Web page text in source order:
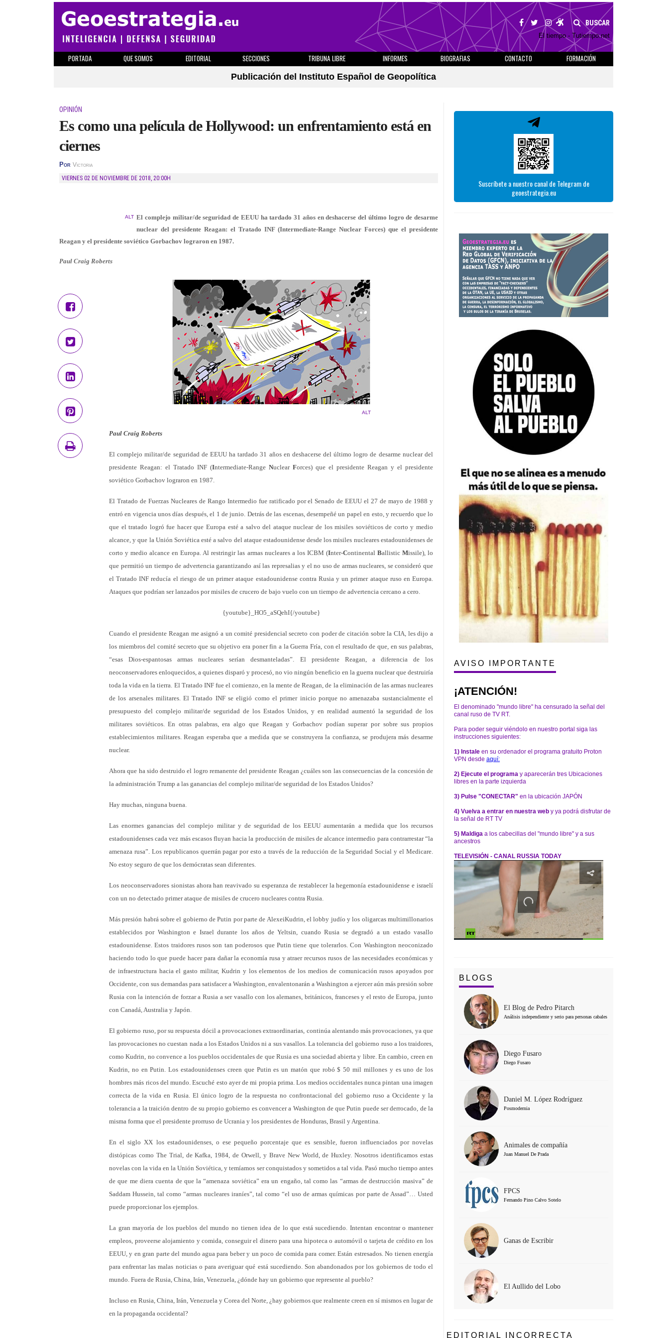
BUSCAR
El tiempo - Tutiempo.net
PORTADA QUE SOMOS EDITORIAL SECCIONES TRIBUNA LIBRE INFORMES BIOGRAFIAS CONTACTO
FORMACIÓN
Publicación del Instituto Español de Geopolítica
OPINIÓN
Es como una película de Hollywood: un enfrentamiento está en
ciernes
Por Victoria
VIERNES 02 DE NOVIEMBRE DE 2018, 20:00H
ALT El complejo militar/de seguridad de EEUU ha tardado 31 años en deshacerse del último logro de desarme
nuclear del presidente Reagan: el Tratado INF (Intermediate-RangeNuclearForces) que el presidente
Reagan y el presidente soviético Gorbachov lograron en 1987.
Paul Craig Roberts
ALT
Paul Craig Roberts
El complejo militar/de seguridad de EEUU ha tardado 31 años en deshacerse del último logro de desarme nuclear del
presidente Reagan: el Tratado INF (Intermediate-Range Nuclear Forces) que el presidente Reagan y el presidente
soviético Gorbachov lograron en 1987.
El Tratado de Fuerzas Nucleares de Rango Intermedio fue ratificado por el Senado de EEUU el 27 de mayo de 1988 y
entró en vigencia unos días después, el 1 de junio. Detrás de las escenas, desempeñé un papel en esto, y recuerdo que lo
que el tratado logró fue hacer que Europa esté a salvo del ataque nuclear de los misiles soviéticos de corto y medio
alcance, y que la Unión Soviética esté a salvo del ataque estadounidense desde los misiles nucleares estadounidenses de
corto y medio alcance en Europa. Al restringir las armas nucleares a los ICBM (Inter-Continental Ballistic Missile), lo
que permitió un tiempo de advertencia garantizando así las represalias y el no uso de armas nucleares, se consideró que
el Tratado INF reducía el riesgo de un primer ataque estadounidense contra Rusia y un primer ataque ruso en Europa.
Ataques que podrían ser lanzados por misiles de crucero de bajo vuelo con un tiempo de advertencia cercano a cero.
{youtube}_HO5_aSQehI{/youtube}
Cuando el presidente Reagan me asignó a un comité presidencial secreto con poder de citación sobre la CIA, les dijo a
los miembros del comité secreto que su objetivo era poner fin a la Guerra Fría, con el resultado de que, en sus palabras,
“esas Dios-espantosas armas nucleares serían desmanteladas”. El presidente Reagan, a diferencia de los
neoconservadores enloquecidos, a quienes disparó y procesó, no vio ningún beneficio en la guerra nuclear que destruiría
toda la vida en la tierra. El Tratado INF fue el comienzo, en la mente de Reagan, de la eliminación de las armas nucleares
de los arsenales militares. El Tratado INF se eligió como el primer inicio porque no amenazaba sustancialmente el
presupuesto del complejo militar/de seguridad de los Estados Unidos, y en realidad aumentó la seguridad de los
militares soviéticos. En otras palabras, era algo que Reagan y Gorbachov podían superar por sobre sus propios
establecimientos militares. Reagan esperaba que a medida que se construyera la confianza, se produjera más desarme
nuclear.
Ahora que ha sido destruido el logro remanente del presidente Reagan ¿cuáles son las consecuencias de la concesión de
la administración Trump a las ganancias del complejo militar/de seguridad de los Estados Unidos?
Hay muchas, ninguna buena.
Las enormes ganancias del complejo militar y de seguridad de los EEUU aumentarán a medida que los recursos
estadounidenses cada vez más escasos fluyan hacia la producción de misiles de alcance intermedio para contrarrestar “la
amenaza rusa”. Los republicanos querrán pagar por esto a través de la reducción de la Seguridad Social y el Medicare.
No estoy seguro de que los demócratas sean diferentes.
Los neoconservadores sionistas ahora han reavivado su esperanza de restablecer la hegemonía estadounidense e israelí
con un no detectado primer ataque de misiles de crucero nucleares contra Rusia.
Más presión habrá sobre el gobierno de Putin por parte de AlexeiKudrin, el lobby judío y los oligarcas multimillonarios
establecidos por Washington e Israel durante los años de Yeltsin, cuando Rusia se degradó a un estado vasallo
estadounidense. Estos traidores rusos son tan poderosos que Putin tiene que tolerarlos. Con Washington neoconizado
haciendo todo lo que puede hacer para dañar la economía rusa y atraer recursos rusos de las necesidades económicas y
de infraestructura hacia el gasto militar, Kudrin y los elementos de los medios de comunicación rusos apoyados por
Occidente, con sus demandas para satisfacer a Washington, envalentonarán a Washington a ejercer aún más presión sobre
Rusia con la intención de forzar a Rusia a ser vasallo con los alemanes, británicos, franceses y el resto de Europa, junto
con Canadá, Australia y Japón.
El gobierno ruso, por su respuesta dócil a provocaciones extraordinarias, continúa alentando más provocaciones, ya que
las provocaciones no cuestan nada a los Estados Unidos ni a sus vasallos. La tolerancia del gobierno ruso a los traidores,
como Kudrin, no convence a los pueblos occidentales de que Rusia es una sociedad abierta y libre. En cambio, creen en
Kudrin, no en Putin. Los estadounidenses creen que Putin es un matón que robó $ 50 mil millones y es uno de los
hombres más ricos del mundo. Escuché esto ayer de mi propia prima. Los medios occidentales nunca pintan una imagen
correcta de la vida en Rusia. El único logro de la respuesta no confrontacional del gobierno ruso a Occidente y la
tolerancia a la traición dentro de su propio gobierno es convencer a Washington de que Putin puede ser derrocado, de la
misma forma que el presidente prorruso de Ucrania y los presidentes de Honduras, Brasil y Argentina.
En el siglo XX los estadounidenses, o ese pequeño porcentaje que es sensible, fueron influenciados por novelas
distópicas como The Trial, de Kafka, 1984, de Orwell, y Brave New World, de Huxley. Nosotros identificamos estas
novelas con la vida en la Unión Soviética, y temíamos ser conquistados y sometidos a tal vida. Pasó mucho tiempo antes
de que me diera cuenta de que la “amenaza soviética” era un engaño, tal como las “armas de destrucción masiva” de
Saddam Hussein, tal como “armas nucleares iraníes”, tal como “el uso de armas químicas por parte de Assad”… Usted
puede proporcionar los ejemplos.
La gran mayoría de los pueblos del mundo no tienen idea de lo que está sucediendo. Intentan encontrar o mantener
empleos, proveerse alojamiento y comida, conseguir el dinero para una hipoteca o automóvil o tarjeta de crédito en los
EEUU, y en gran parte del mundo agua para beber y un poco de comida para comer. Están estresados. No tienen energía
para enfrentar las malas noticias o para averiguar qué está sucediendo. Son abandonados por los gobiernos de todo el
mundo. Fuera de Rusia, China, Irán, Venezuela, ¿dónde hay un gobierno que represente al pueblo?
Incluso en Rusia, China, Irán, Venezuela y Corea del Norte, ¿hay gobiernos que realmente creen en sí mismos en lugar de
en la propaganda occidental?
Suscríbete a nuestro canal de Telegram de
geoestrategia.eu
AVISO IMPORTANTE
¡ATENCIÓN!
El denominado "mundo libre" ha censurado la señal del
canal ruso de TV RT.
Para poder seguir viéndolo en nuestro portal siga las
instrucciones siguientes:
1) Instale en su ordenador el programa gratuito Proton
VPN desde aquí:
2) Ejecute el programa y aparecerán tres Ubicaciones
libres en la parte izquierda
3) Pulse "CONECTAR" en la ubicación JAPÓN
4) Vuelva a entrar en nuestra web y ya podrá disfrutar de
la señal de RT TV
5) Maldiga a los cabecillas del "mundo libre" y a sus
ancestros
TELEVISIÓN - CANAL RUSSIA TODAY
BLOGS
El Blog de Pedro Pitarch
Análisis independiente y serio para personas cabales
Diego Fusaro
Diego Fusaro
Daniel M. López Rodríguez
Posmodernia
Animales de compañía
Juan Manuel De Prada
FPCS
Fernando Pino Calvo Sotelo
Ganas de Escribir
El Aullido del Lobo
EDITORIAL INCORRECTA